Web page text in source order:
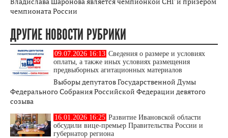
чемпионата России
ДРУГИЕ НОВОСТИ РУБРИКИ
09.07.2026 16:13 Сведения о размере и условиях
оплаты, а также иных условиях размещения
предвыборных агитационных материалов
Выборы депутатов Государственной Думы
Федерального Собрания Российской Федерации девятого
созыва
16.01.2026 16:25 Развитие Ивановской области
обсудили вице-премьер Правительства России и
губернатор региона